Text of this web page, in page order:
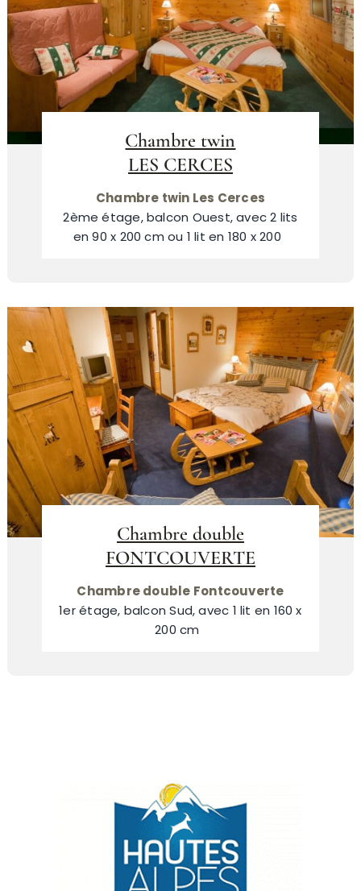
Chambre twin
LES CERCES
Chambre twin Les Cerces
2ème étage, balcon Ouest, avec 2 lits
en 90 x 200 cm ou 1 lit en 180 x 200
Chambre double
FONTCOUVERTE
Chambre double Fontcouverte
1er étage, balcon Sud, avec 1 lit en 160 x
200 cm